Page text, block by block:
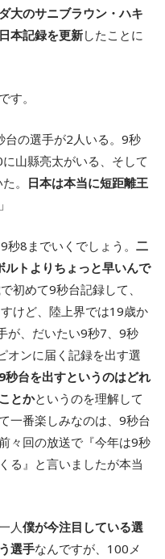
大のサニブラウン・ハキ
本記録を更新したことに
す。
の選手が2人いる。9秒
山縣亮太がいる、そして
。 日本は本当に短距離王
8までいくでしょう。 二
トよりちょっと早いんで
初めて9秒台記録して、
けど、陸上界では19歳か
が、だいたい9秒7、9秒
オンに届く記録を出す選
秒台を出すというのはどれ
とかというのを理解して
一番楽しみなのは、9秒台
々回の放送で『今年は9秒
る』と言いましたが本当
人僕が今注目している選
選手なんですが、100メ